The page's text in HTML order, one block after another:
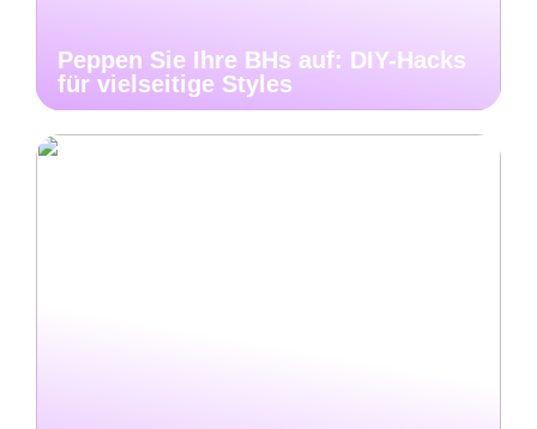
Peppen Sie Ihre BHs auf: DIY-Hacks
für vielseitige Styles